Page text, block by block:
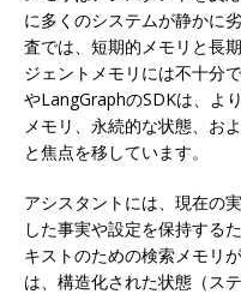
に多くのシステムが静かに
査では、短期的メモリと長
ジェントメモリには不十分
やLangGraphのSDKは、よ
メモリ、永続的な状態、お
と焦点を移しています。
アシスタントには、現在の
した事実や設定を保持する
キストのための検索メモリ
は、構造化された状態（ス